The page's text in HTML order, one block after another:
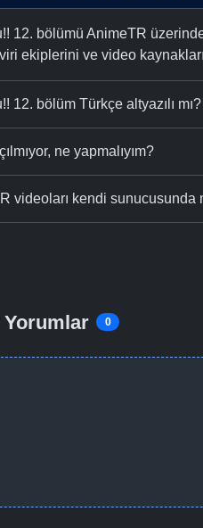
12. bölümü AnimeTR
ekiplerini ve video
12. bölüm Türkçe altyazılı mı?
ne yapmalıyım?
videoları kendi sunucusunda
Yorumlar 0